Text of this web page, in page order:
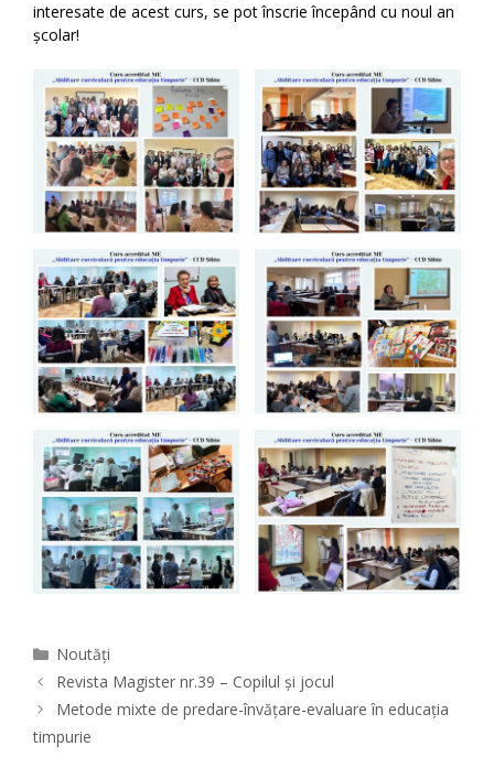
interesate de acest curs, se pot înscrie începând cu noul an
școlar!
Categories
Noutăți
Revista Magister nr.39 – Copilul și jocul
Metode mixte de predare-învățare-evaluare în educația
timpurie